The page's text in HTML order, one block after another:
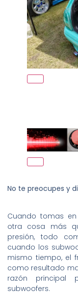
No te preocupes y
Cuando tomas
otra cosa más
presión, todo
cuando los
mismo tiempo, el
como resultado
razón
subwoofers.